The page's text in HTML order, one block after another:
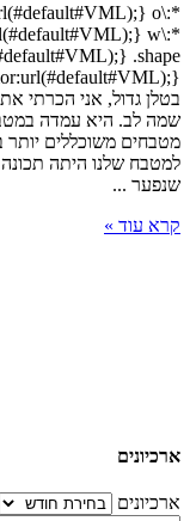
o\:*
w\:*
.shape
בטלן גדול, אני הכרתי
שמה לב. היא עמדה
מטבחים משוכללים
למטבח שלנו היתה
שנפער ...
קרא עוד »
ארכיונים
ארכיונים